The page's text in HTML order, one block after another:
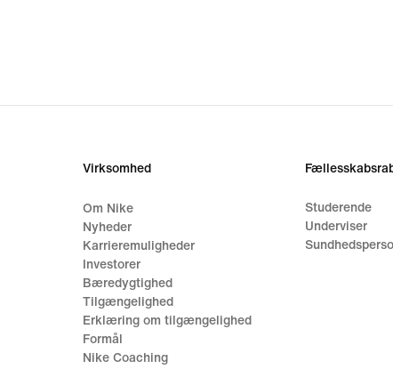
Virksomhed
Om Nike
Nyheder
Karrieremuligheder
Investorer
Bæredygtighed
Tilgængelighed
Erklæring om tilgængelighed
Formål
Nike Coaching
Studerende
Underviser